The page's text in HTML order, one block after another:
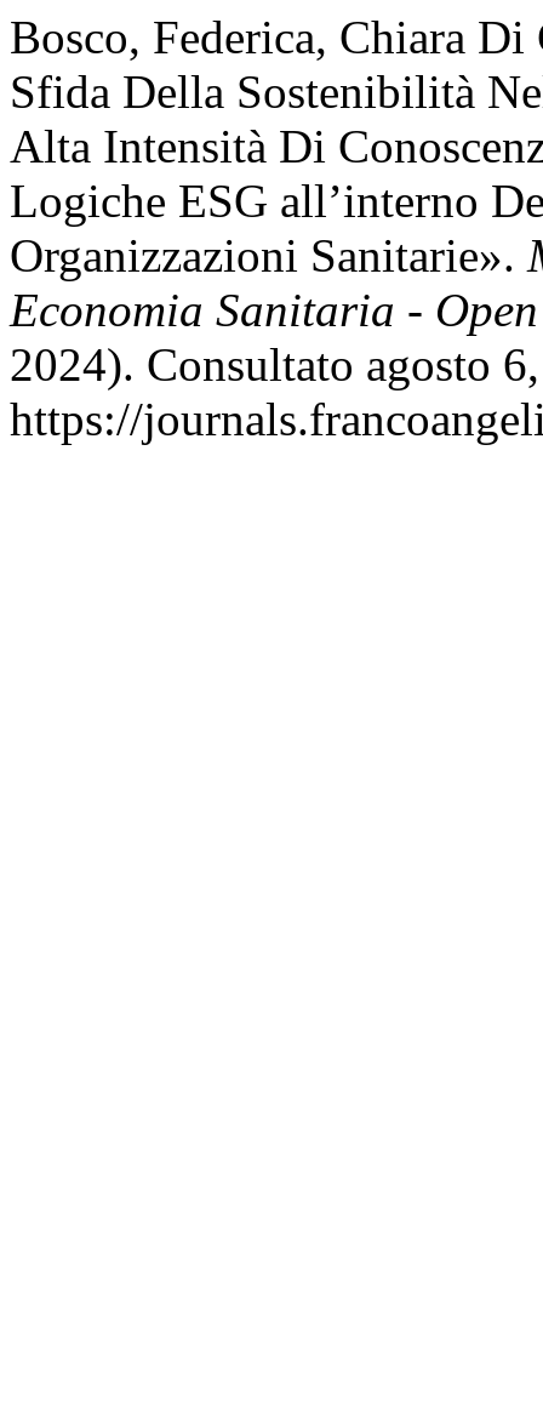
Bosco, Federica, Chiara
Sfida Della Sostenibilità
Alta Intensità Di
Logiche ESG all’interno
Organizzazioni Sanitarie».
Economia Sanitaria - Open
2024). Consultato agosto
https://